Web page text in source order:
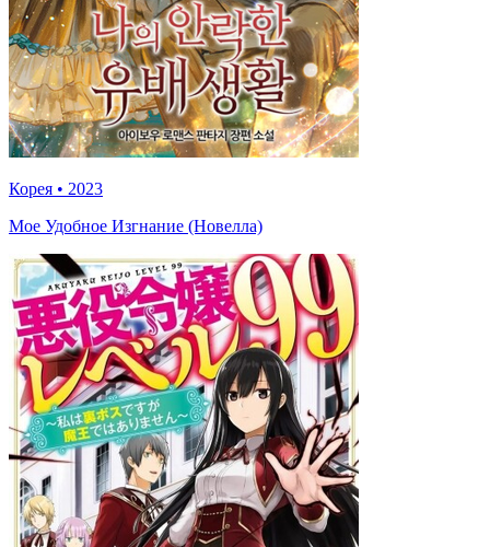
Корея • 2023
Мое Удобное Изгнание (Новелла)